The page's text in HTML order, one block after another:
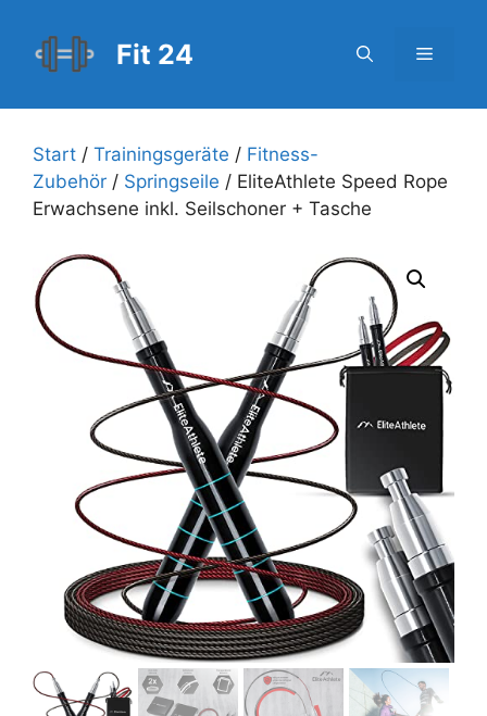
Inhalt
springen
Fit 24 Menü
Start / Trainingsgeräte / Fitness-
Zubehör / Springseile / EliteAthlete Speed Rope
Erwachsene inkl. Seilschoner + Tasche